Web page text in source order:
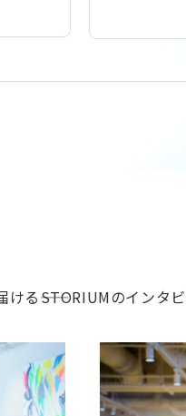
――STORIUMのインタビ